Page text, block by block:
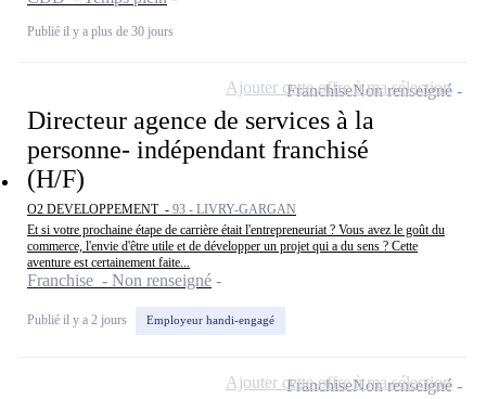
Publié il y a plus de 30 jours
Directeur agence de services à la
personne- indépendant franchisé
(H/F)
O2 DEVELOPPEMENT - 93 - LIVRY-GARGAN
Et si votre prochaine étape de carrière était l'entrepreneuriat ? Vous avez le goût du
commerce, l'envie d'être utile et de développer un projet qui a du sens ? Cette
aventure est certainement faite...
Franchise - Non renseigné
Publié il y a 2 jours Employeur handi-engagé
FranchiseNon renseigné
Ajouter cette offre à ma sélection
FranchiseNon renseigné
Ajouter cette offre à ma sélection